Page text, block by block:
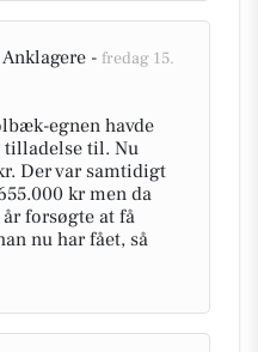
- fredag 15.
egnen havde
tilladelse til. Nu
Der var samtidigt
kr men da
forsøgte at få
nu har fået, så